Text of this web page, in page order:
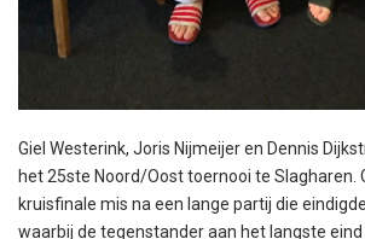
Giel Westerink, Joris Nijmeijer en Dennis
het 25ste Noord/Oost toernooi te Slagharen.
kruisfinale mis na een lange partij die
waarbij de tegenstander aan het langste eind